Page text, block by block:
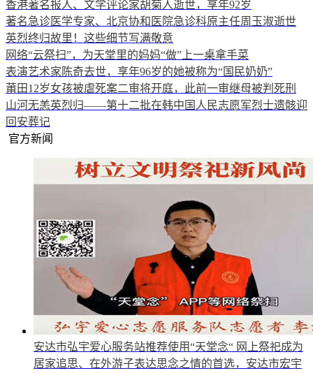
香港著名报人、文学评论家胡菊人逝世，享年92岁
著名急诊医学专家、北京协和医院急诊科原主任周玉淑逝世
英烈终归故里！这些细节写满敬意
网络“云祭扫”，为天堂里的妈妈“做”上一桌拿手菜
表演艺术家陈奇去世，享年96岁的她被称为“国民奶奶”
莆田12岁女孩被虐死案二审将开庭，此前一审继母被判死刑
山河无恙英烈归——第十二批在韩中国人民志愿军烈士遗骸迎
回安葬记
官方新闻
安达市弘宇爱心服务站推荐使用“天堂念“ 网上祭祀成为
居家追思、在外游子表达思念之情的首选，安达市宏宇